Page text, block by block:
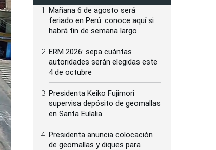
Mañana 6 de agosto será
feriado en Perú: conoce aquí si
habrá fin de semana largo
ERM 2026: sepa cuántas
autoridades serán elegidas este
4 de octubre
Presidenta Keiko Fujimori
supervisa depósito de geomallas
en Santa Eulalia
Presidenta anuncia colocación
de geomallas y diques para